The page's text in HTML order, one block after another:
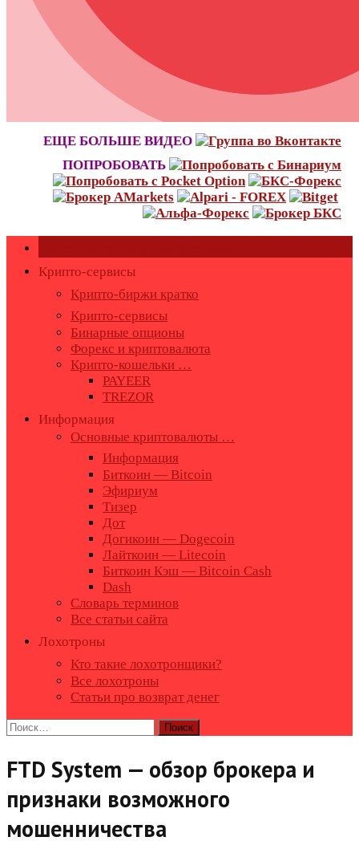
ЕЩЕ БОЛЬШЕ ВИДЕО
ПОПРОБОВАТЬ
Крипто-сервисы
Крипто-биржи кратко
Крипто-сервисы
Бинарные опционы
Форекс и криптовалюта
Крипто-кошельки …
PAYEER
TREZOR
Информация
Основные криптовалюты …
Информация
Биткоин — Bitcoin
Эфириум
Тизер
Дот
Догикоин — Dogecoin
Лайткоин — Litecoin
Биткоин Кэш — Bitcoin Cash
Dash
Словарь терминов
Все статьи сайта
Лохотроны
Кто такие лохотронщики?
Все лохотроны
Статьи про возврат денег
Найти:
FTD System — обзор брокера и
признаки возможного
мошенничества